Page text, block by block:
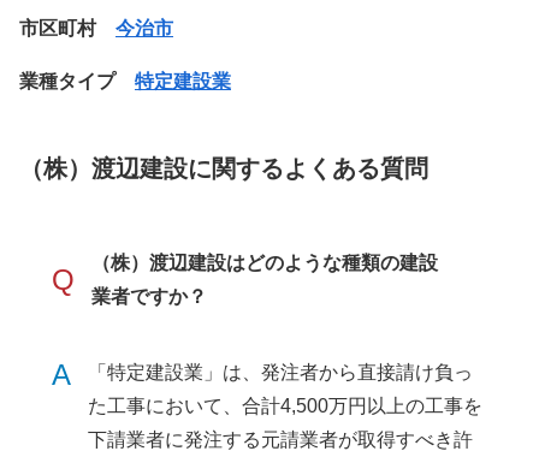
市区町村 今治市
業種タイプ 特定建設業
（株）渡辺建設に関するよくある質問
Q
（株）渡辺建設はどのような種類の建設
業者ですか？
A
「特定建設業」は、発注者から直接請け負っ
た工事において、合計4,500万円以上の工事を
下請業者に発注する元請業者が取得すべき許